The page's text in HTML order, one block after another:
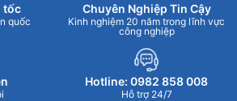
tốc
quốc
Chuyên Nghiệp Tin Cậy
Kinh nghiệm 20 năm trong lĩnh vực
công nghiệp
Hotline: 0982 858 008
Hỗ trợ 24/7